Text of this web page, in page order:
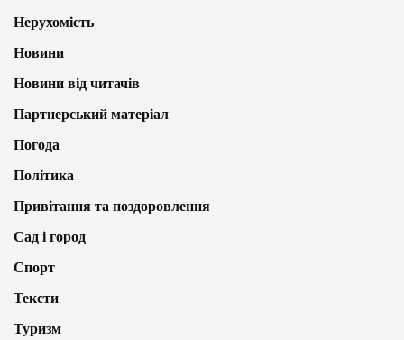
Нерухомість
Новини
Новини від читачів
Партнерський матеріал
Погода
Політика
Привітання та поздоровлення
Сад і город
Спорт
Тексти
Туризм